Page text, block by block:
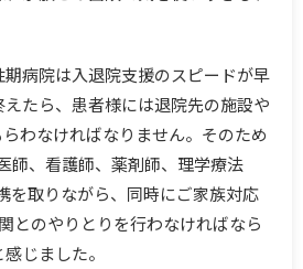
病院は入退院支援のスピードが早
たら、患者様には退院先の施設や
わなければなりません。そのため
師、看護師、薬剤師、理学療法
を取りながら、同時にご家族対応
とのやりとりを行わなければなら
じました。